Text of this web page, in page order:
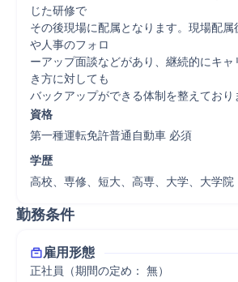
じた研修で
その後現場に配属となります。現場配
や人事のフォロ
ーアップ面談などがあり、継続的にキャ
き方に対しても
バックアップができる体制を整えており
資格
第一種運転免許普通自動車 必須
学歴
高校、専修、短大、高専、大学、大学院
勤務条件
雇用形態
正社員（期間の定め： 無）